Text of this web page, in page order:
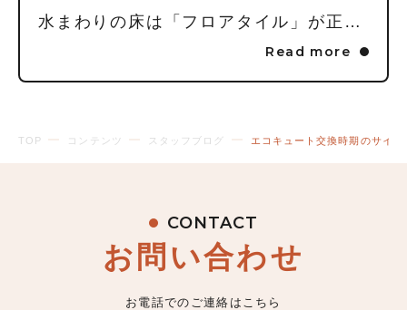
水まわりの床は「フロアタイル」が正解！家事が劇的にラクになる3つの理由
Read more
TOP コンテンツ スタッフブログ エコキュート交換時期のサイ
CONTACT
お問い合わせ
お電話でのご連絡はこちら